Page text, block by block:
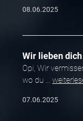
08.06.2025
Wir lieben
Opi, Wir
wo du
07.06.2025